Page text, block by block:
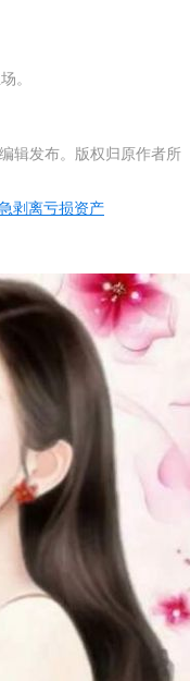
。
辑发布。版权归原作者所
剥离亏损资产